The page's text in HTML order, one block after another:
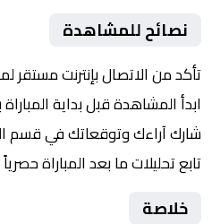
نصائح للمشاهدة
تأكد من الاتصال بإنترنت مستقر
ابدأ المشاهدة قبل بداية المباراة بـ 10
شارك آراءك وتوقعاتك في قسم
تابع تحليلات ما بعد المباراة
خلاصة